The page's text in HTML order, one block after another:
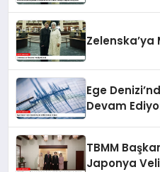
Zelenska’ya
Ege
Devam
TBMM
Japonya